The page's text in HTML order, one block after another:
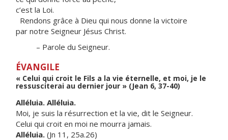
c’est la Loi.
Rendons grâce à Dieu qui nous donne la victoire
par notre Seigneur Jésus Christ.
– Parole du Seigneur.
ÉVANGILE
« Celui qui croit le Fils a la vie éternelle, et moi, je le
ressusciterai au dernier jour » (Jean 6, 37-40)
Alléluia. Alléluia.
Moi, je suis la résurrection et la vie, dit le Seigneur.
Celui qui croit en moi ne mourra jamais.
Alléluia. (Jn 11, 25a.26)